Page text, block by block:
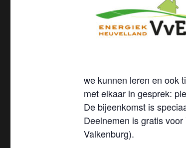
we kunnen leren en ook
met elkaar in gesprek:
De bijeenkomst is
Deelnemen is gratis
Valkenburg).